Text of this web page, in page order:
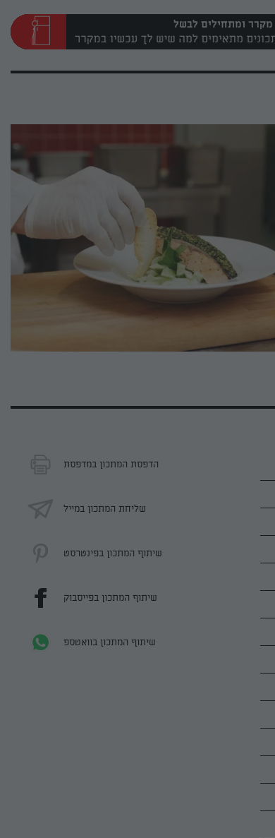
ומתחילים לבשל
הדפסת המתכון במדפסת
שליחת המתכון במייל
שיתוף המתכון בפינטרסט
שיתוף המתכון בפייסבוק
שיתוף המתכון בוואטספ